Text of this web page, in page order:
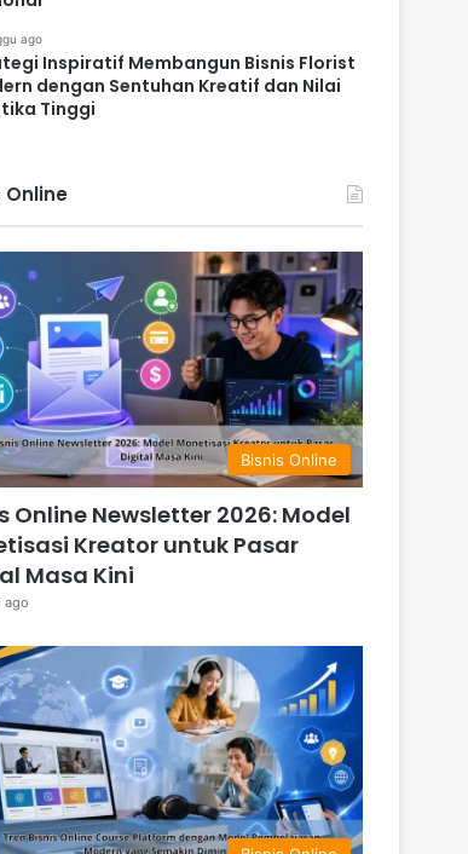
ago
Inspiratif Membangun Bisnis Florist
dengan Sentuhan Kreatif dan Nilai
Tinggi
Online
Bisnis Online
Online Newsletter 2026: Model
Kreator untuk Pasar
Masa Kini
ago